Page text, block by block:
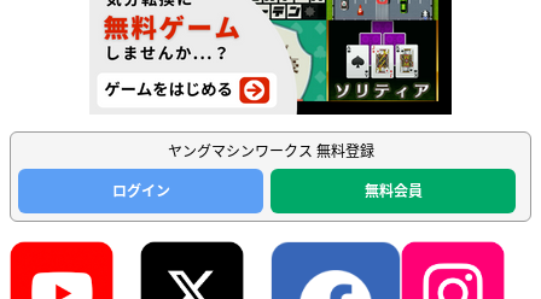
ヤングマシンワークス 無料登録
ログイン
無料会員